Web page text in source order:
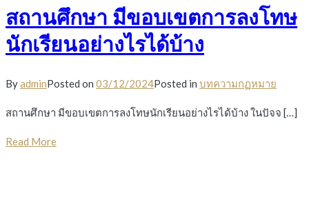
สถานศึกษา มีขอบเขตการลงโทษ
นักเรียนอย่างไรได้บ้าง
ByadminPosted on 03/12/2024Posted in บทความกฏหมาย
สถานศึกษา มีขอบเขตการลงโทษนักเรียนอย่างไรได้บ้าง ในปัจจ […]
Read More